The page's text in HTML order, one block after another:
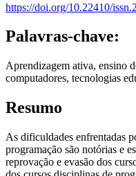
https://doi.org/10.22410/
Palavras-chave:
Aprendizagem ativa, ensino
computadores, tecnologias
Resumo
As dificuldades enfrentadas
programação são notórias e
reprovação e evasão dos